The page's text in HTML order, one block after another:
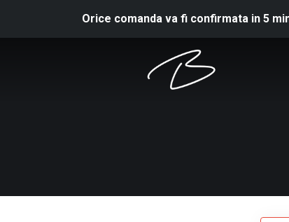
Orice comanda va fi confirmata in 5